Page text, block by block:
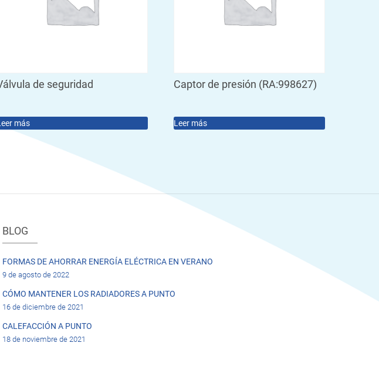
de seguridad
más
Captor de presión (RA:998627)
Leer más
BLOG
FORMAS DE AHORRAR ENERGÍA ELÉCTRICA EN VERANO
9 de agosto de 2022
CÓMO MANTENER LOS RADIADORES A PUNTO
16 de diciembre de 2021
CALEFACCIÓN A PUNTO
18 de noviembre de 2021